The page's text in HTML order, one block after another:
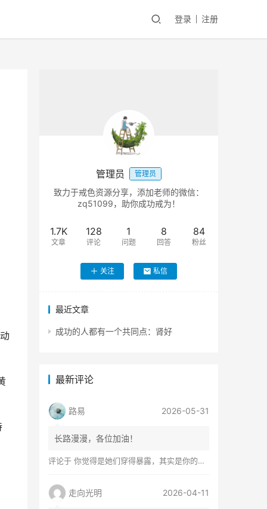
登录 注册
管理员 管理员
致力于戒色资源分享，添加老师的微信：
zq51099，助你成功戒为！
1.7K
文章
128
评论
1
问题
8
回答
84
粉丝
关注 私信
最近文章
成功的人都有一个共同点：肾好
最新评论
路易 2026-05-31
长路漫漫，各位加油！
评论于 你觉得是她们穿得暴露，其实是你的心在着火
走向光明 2026-04-11